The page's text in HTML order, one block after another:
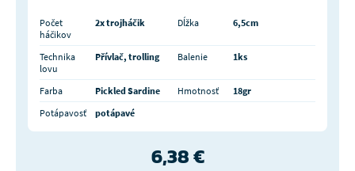
Počet
háčikov
2x trojháčik Dĺžka 6,5cm
Technika
lovu
Přívlač, trolling Balenie 1ks
Farba Pickled Sardine Hmotnosť
18gr
Potápavosť
potápavé
6,38 €